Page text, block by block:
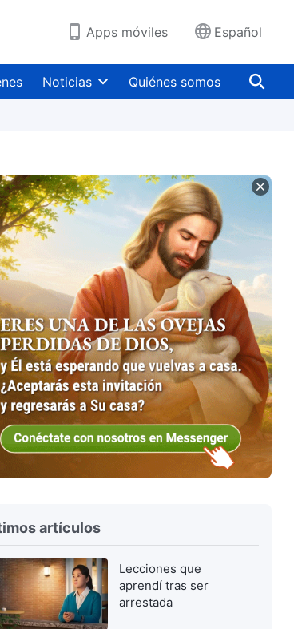
Apps móviles Español
Noticias Quiénes somos
artículos
Lecciones que
aprendí tras ser
arrestada